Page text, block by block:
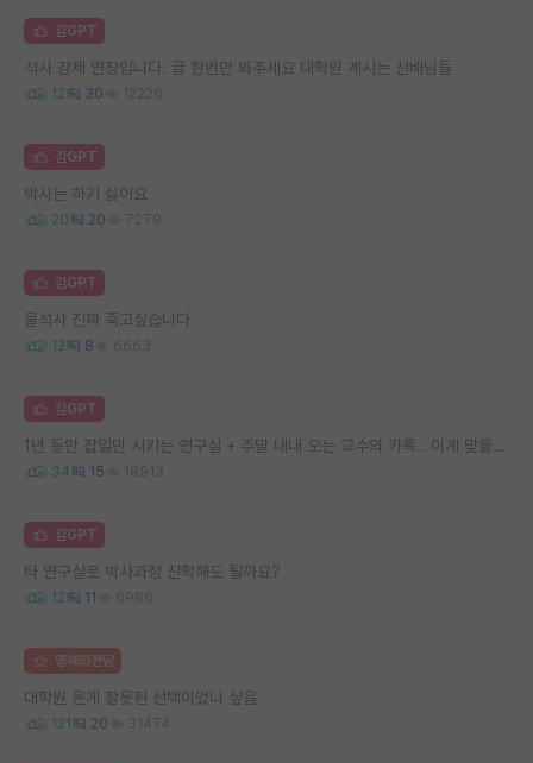
김GPT
석사 강제 연장입니다. 글 한번만 봐주세요 대학원 계시는 선배님들
12 30 12226
김GPT
박사는 하기 싫어요
20 20 7279
김GPT
물석사 진짜 죽고싶습니다
12 8 6663
김GPT
1년 동안 잡일만 시키는 연구실 + 주말 내내 오는 교수의 카톡.. 이게 맞을까요
34 15 18913
김GPT
타 연구실로 박사과정 진학해도 될까요?
12 11 6986
명예의전당
대학원 온게 잘못된 선택이었나 싶음
121 20 31474